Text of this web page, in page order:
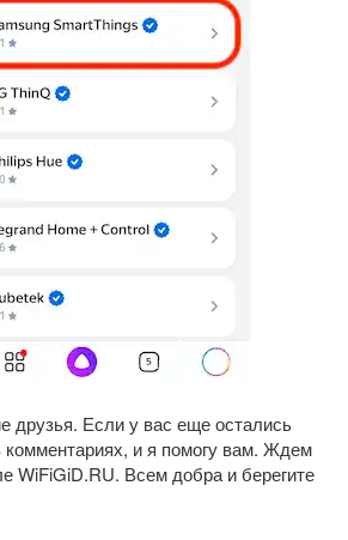
друзья. Если у вас еще остались
и я помогу вам. Ждем
WiFiGiD.RU. Всем добра и берегите